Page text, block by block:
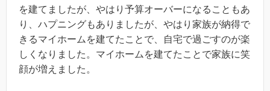
を建てましたが、やはり予算オーバーになることもあ
り、ハプニングもありましたが、やはり家族が納得で
きるマイホームを建てたことで、自宅で過ごすのが楽
しくなりました。マイホームを建てたことで家族に笑
顔が増えました。